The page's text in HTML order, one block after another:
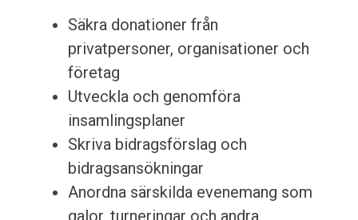
Säkra donationer från
privatpersoner, organisationer och
företag
Utveckla och genomföra
insamlingsplaner
Skriva bidragsförslag och
bidragsansökningar
Anordna särskilda evenemang som
galor, turneringar och andra